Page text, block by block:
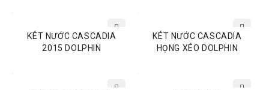
KÉT NƯỚC CASCADIA
2015 DOLPHIN
KÉT NƯỚC CASCADIA
HỌNG XÉO DOLPHIN